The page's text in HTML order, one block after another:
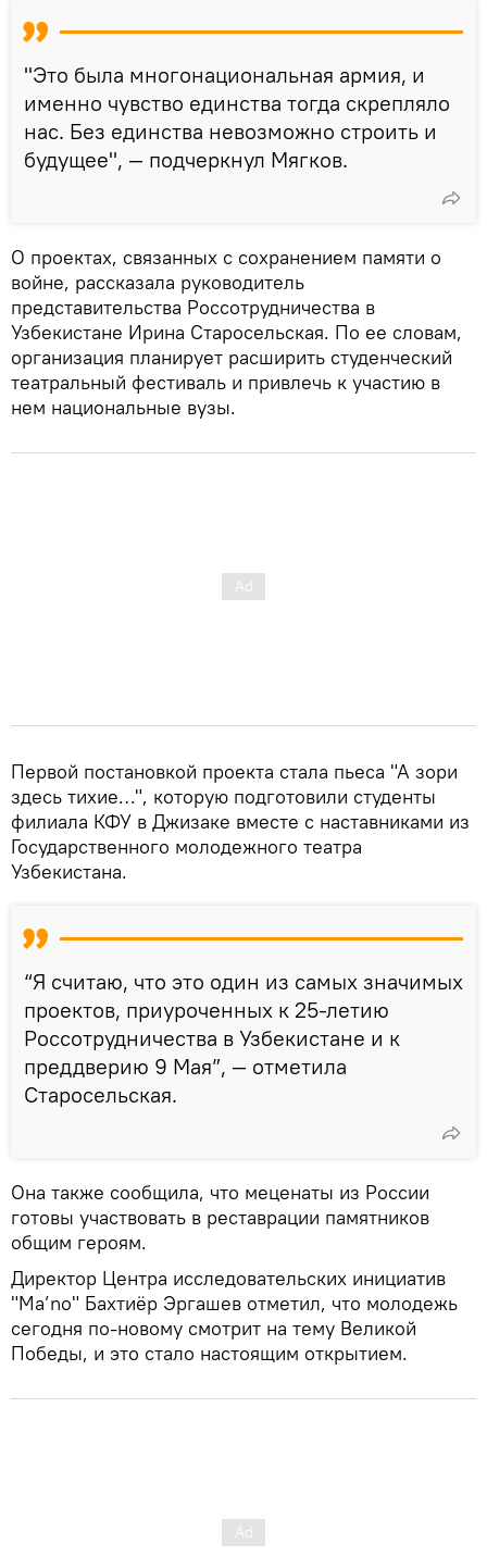
"Это была многонациональная армия, и
именно чувство единства тогда скрепляло
нас. Без единства невозможно строить и
будущее", — подчеркнул Мягков.
О проектах, связанных с сохранением памяти о
войне, рассказала руководитель
представительства Россотрудничества в
Узбекистане Ирина Старосельская. По ее словам,
организация планирует расширить студенческий
театральный фестиваль и привлечь к участию в
нем национальные вузы.
Первой постановкой проекта стала пьеса "А зори
здесь тихие…", которую подготовили студенты
филиала КФУ в Джизаке вместе с наставниками из
Государственного молодежного театра
Узбекистана.
“Я считаю, что это один из самых значимых
проектов, приуроченных к 25-летию
Россотрудничества в Узбекистане и к
преддверию 9 Мая”, — отметила
Старосельская.
Она также сообщила, что меценаты из России
готовы участвовать в реставрации памятников
общим героям.
Директор Центра исследовательских инициатив
"Ma’no" Бахтиёр Эргашев отметил, что молодежь
сегодня по-новому смотрит на тему Великой
Победы, и это стало настоящим открытием.